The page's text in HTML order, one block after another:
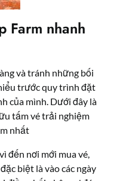
Farm nhanh
và tránh những bối
trước quy trình đặt
của mình. Dưới đây là
tấm vé trải nghiệm
nhất
đến nơi mới mua vé,
biệt là vào các ngày